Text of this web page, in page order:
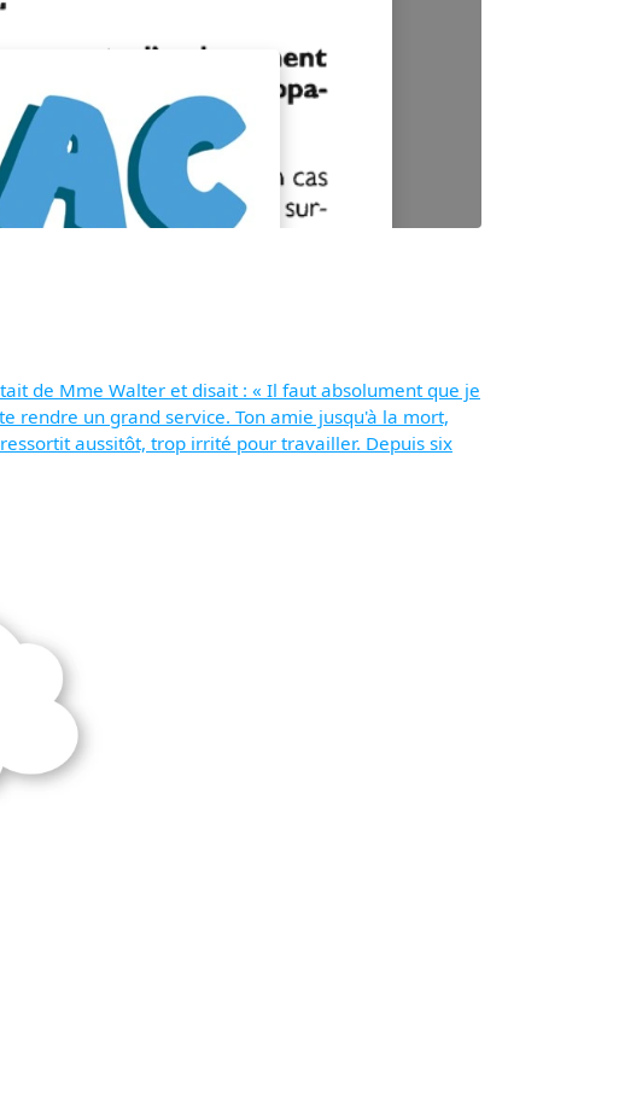
de Mme Walter et disait : « Il faut absolument que je
rendre un grand service. Ton amie jusqu'à la mort,
aussitôt, trop irrité pour travailler. Depuis six